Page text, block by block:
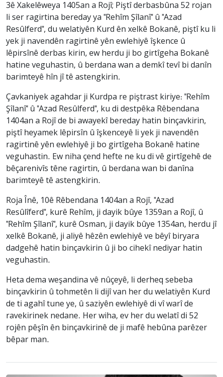
3ê Xakelêweya 1405an a Rojî; Piştî derbasbûna 52 rojan
li ser ragirtina bereday ya "Rehîm Şîlanî" û "Azad
Resûlferd", du welatiyên Kurd ên xelkê Bokanê, piştî ku li
yek ji navendên ragirtinê yên ewlehiyê îşkence û
lêpirsînê derbas kirin, ew herdu ji bo girtîgeha Bokanê
hatine veguhastin, û berdana wan a demkî tevî bi danîn
barimteyê hîn jî tê astengkirin.
Çavkaniyek agahdar ji Kurdpa re piştrast kiriye: "Rehîm
Şîlanî" û "Azad Resûlferd", ku di destpêka Rêbendana
1404an a Rojî de bi awayekî bereday hatin binçavkirin,
piştî heyamek lêpirsîn û îşkenceyê li yek ji navendên
ragirtinê yên ewlehiyê ji bo girtîgeha Bokanê hatine
veguhastin. Ew niha çend hefte ne ku di vê girtîgehê de
bêçarenivîs têne ragirtin, û berdana wan bi danîna
barimteyê tê astengkirin.
Roja Înê, 10ê Rêbendana 1404an a Rojî, "Azad
Resûlîferd", kurê Rehîm, ji dayik bûye 1359an a Rojî, û
"Rehîm Şîlanî", kurê Osman, ji dayik bûye 1354an, herdu jî
xelkê Bokanê, ji aliyê hêzên ewlehiyê ve bêyî biryara
dadgehê hatin binçavkirin û ji bo cihekî nediyar hatin
veguhastin.
Heta dema weşandina vê nûçeyê, li derheq sebeba
binçavkirin û tohmetên li dijî van her du welatiyên Kurd
de ti agahî tune ye, û saziyên ewlehiyê di vî warî de
ravekirinek nedane. Her wiha, ev her du welatî di 52
rojên pêşîn ên binçavkirinê de ji mafê hebûna parêzer
bêpar man.